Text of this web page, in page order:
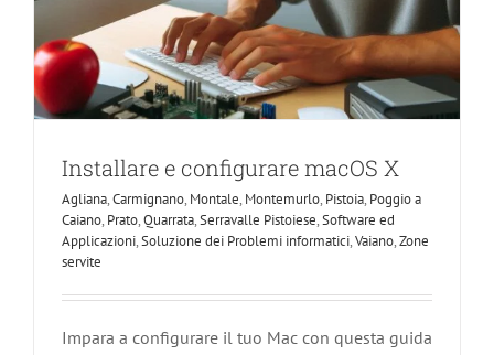
Installare e configurare macOS X
Agliana,Carmignano, Montale, Montemurlo, Pistoia, Poggio a
Caiano, Prato,Quarrata,Serravalle Pistoiese,Software ed
Applicazioni,Soluzione dei Problemi informatici,Vaiano,Zone
servite
Impara a configurare il tuo Mac con questa guida